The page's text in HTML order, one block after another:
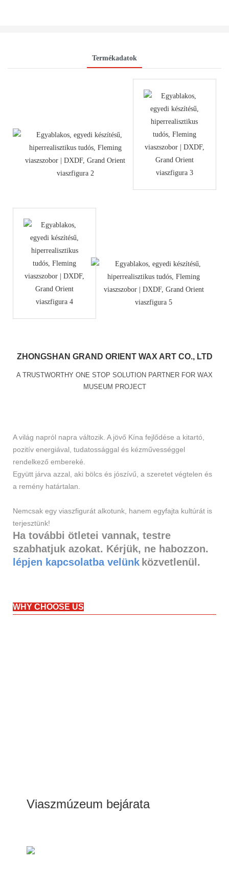
Termékadatok
ZHONGSHAN GRAND ORIENT WAX ART CO., LTD
A TRUSTWORTHY ONE STOP SOLUTION PARTNER FOR WAX
MUSEUM PROJECT
A világ napról napra változik. A jövő Kína fejlődése a kitartó,
pozitív energiával, tudatossággal és kézművességgel
rendelkező embereké.
Együtt járva azzal, aki bölcs és jószívű, a szeretet végtelen és
a remény határtalan.
Nemcsak egy viaszfigurát alkotunk, hanem egyfajta kultúrát is
terjesztünk!
Ha további ötletei vannak, testre
szabhatjuk azokat. Kérjük, ne habozzon.
lépjen kapcsolatba velünk közvetlenül.
WHY CHOOSE US
Viaszmúzeum bejárata